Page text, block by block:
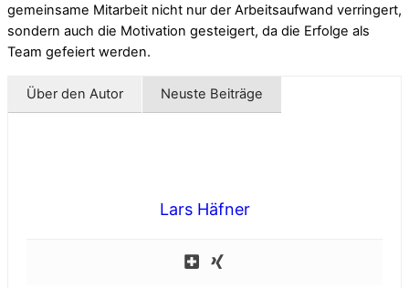
gemeinsame Mitarbeit nicht nur der Arbeitsaufwand verringert,
sondern auch die Motivation gesteigert, da die Erfolge als
Team gefeiert werden.
Über den Autor Neuste Beiträge
Lars Häfner